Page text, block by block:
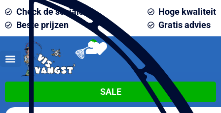
Check de socials
Beste prijzen
Hoge kwaliteit
Gratis advies
0
SALE